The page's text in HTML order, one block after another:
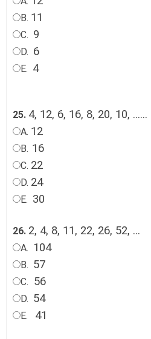
B. 11
C. 9
D. 6
E. 4
25. 4, 12, 6, 16, 8, 20, 10, …...
A. 12
B. 16
C. 22
D. 24
E. 30
26. 2, 4, 8, 11, 22, 26, 52, …
A. 104
B. 57
C. 56
D. 54
E. 41